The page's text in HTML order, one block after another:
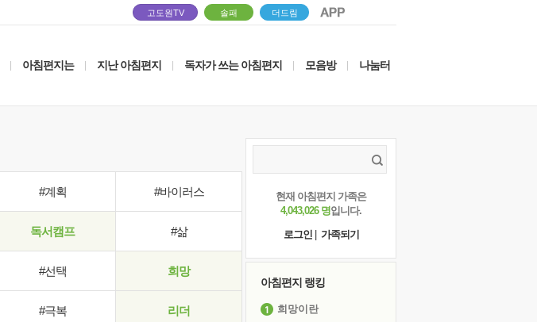
고도원TV 솔패 더드림
아침편지는 지난 아침편지 독자가 쓰는 아침편지 모음방 나눔터
#계획 #바이러스
독서캠프 #삶
#선택 희망
#극복 리더
현재 아침편지 가족은
4,043,026 명입니다.
로그인
가족되기
아침편지 랭킹
희망이란